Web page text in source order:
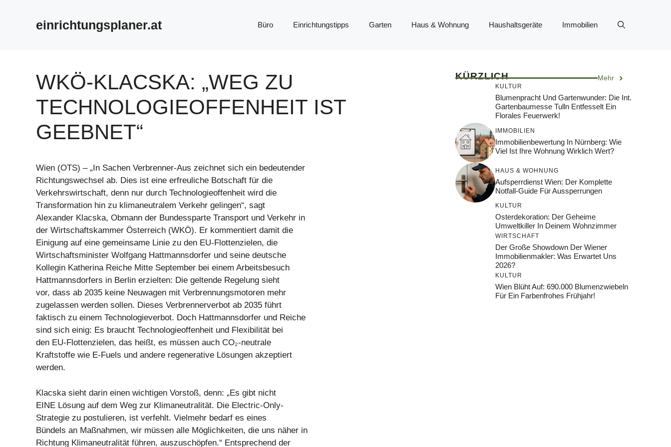
einrichtungsplaner.at Büro Einrichtungstipps Garten Haus & Wohnung Haushaltsgeräte Immobilien
WKÖ-KLACSKA: „WEG ZU
TECHNOLOGIEOFFENHEIT IST
GEEBNET“
Wien (OTS) – „In Sachen Verbrenner-Aus zeichnet sich ein bedeutender
Richtungswechsel ab. Dies ist eine erfreuliche Botschaft für die
Verkehrswirtschaft, denn nur durch Technologieoffenheit wird die
Transformation hin zu klimaneutralem Verkehr gelingen“, sagt
Alexander Klacska, Obmann der Bundessparte Transport und Verkehr in
der Wirtschaftskammer Österreich (WKÖ). Er kommentiert damit die
Einigung auf eine gemeinsame Linie zu den EU-Flottenzielen, die
Wirtschaftsminister Wolfgang Hattmannsdorfer und seine deutsche
Kollegin Katherina Reiche Mitte September bei einem Arbeitsbesuch
Hattmannsdorfers in Berlin erzielten: Die geltende Regelung sieht
vor, dass ab 2035 keine Neuwagen mit Verbrennungsmotoren mehr
zugelassen werden sollen. Dieses Verbrennerverbot ab 2035 führt
faktisch zu einem Technologieverbot. Doch Hattmannsdorfer und Reiche
sind sich einig: Es braucht Technologieoffenheit und Flexibilität bei
den EU-Flottenzielen, das heißt, es müssen auch CO₂-neutrale
Kraftstoffe wie E-Fuels und andere regenerative Lösungen akzeptiert
werden.
Klacska sieht darin einen wichtigen Vorstoß, denn: „Es gibt nicht
EINE Lösung auf dem Weg zur Klimaneutralität. Die Electric-Only-
Strategie zu postulieren, ist verfehlt. Vielmehr bedarf es eines
Bündels an Maßnahmen, wir müssen alle Möglichkeiten, die uns näher in
Richtung Klimaneutralität führen, auszuschöpfen.“ Entsprechend der
KÜRZLICH Mehr
KULTUR
Blumenpracht Und Gartenwunder: Die Int.
Gartenbaumesse Tulln Entfesselt Ein
Florales Feuerwerk!
IMMOBILIEN
Immobilienbewertung In Nürnberg: Wie
Viel Ist Ihre Wohnung Wirklich Wert?
HAUS & WOHNUNG
Aufsperrdienst Wien: Der Komplette
Notfall-Guide Für Aussperrungen
KULTUR
Osterdekoration: Der Geheime
Umweltkiller In Deinem Wohnzimmer
WIRTSCHAFT
Der Große Showdown Der Wiener
Immobilienmakler: Was Erwartet Uns
2026?
KULTUR
Wien Blüht Auf: 690.000 Blumenzwiebeln
Für Ein Farbenfrohes Frühjahr!